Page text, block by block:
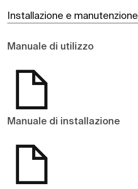
Installazione e manutenzione
Manuale di utilizzo
Manuale di installazione